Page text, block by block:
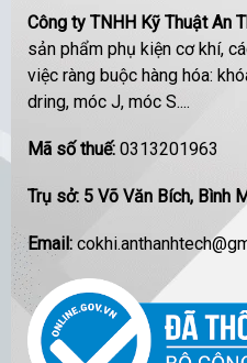
Công ty TNHH Kỹ Thuật An
sản phẩm phụ kiện cơ khí,
việc ràng buộc hàng hóa:
dring, móc J, móc S....
Mã số thuế: 0313201963
Trụ sở: 5 Võ Văn Bích, Bình
Email: